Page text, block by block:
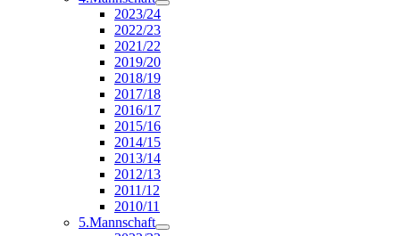
2023/24
2022/23
2021/22
2019/20
2018/19
2017/18
2016/17
2015/16
2014/15
2013/14
2012/13
2011/12
2010/11
5.Mannschaft